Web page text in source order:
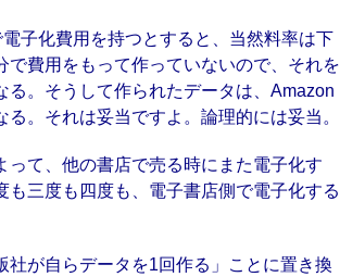
子化費用を持つとすると、当然料率は下
で費用をもって作っていないので、それを
る。そうして作られたデータは、Amazon
る。それは妥当ですよ。論理的には妥当。
て、他の書店で売る時にまた電子化す
も三度も四度も、電子書店側で電子化する
が自らデータを1回作る」ことに置き換